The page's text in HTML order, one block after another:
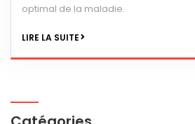
optimal de la maladie.
LIRE LA SUITE